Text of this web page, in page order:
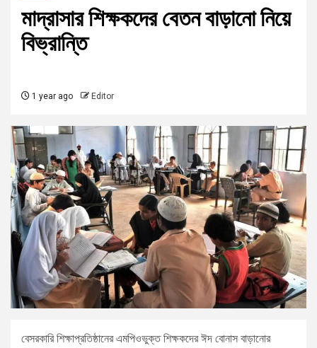
মাদ্রাসার শিক্ষকদের বেতন বাড়ানো নিয়ে
বিভ্রান্তি
1 year ago Editor
বেসরকারি শিক্ষাপ্রতিষ্ঠানের এমপিওভুক্ত শিক্ষকদের ঈদ বোনাস বাড়ানোর